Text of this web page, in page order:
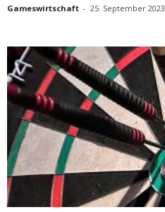
Gameswirtschaft - 25. September 2023